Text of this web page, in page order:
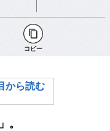
コピー
から読む
。